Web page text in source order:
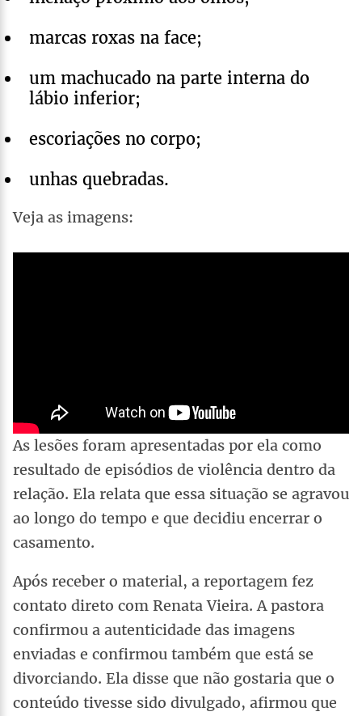
marcas roxas na face;
um machucado na parte interna do
lábio inferior;
escoriações no corpo;
unhas quebradas.
Veja as imagens:
As lesões foram apresentadas por ela como
resultado de episódios de violência dentro da
relação. Ela relata que essa situação se agravou
ao longo do tempo e que decidiu encerrar o
casamento.
Após receber o material, a reportagem fez
contato direto com Renata Vieira. A pastora
confirmou a autenticidade das imagens
enviadas e confirmou também que está se
divorciando. Ela disse que não gostaria que o
conteúdo tivesse sido divulgado, afirmou que